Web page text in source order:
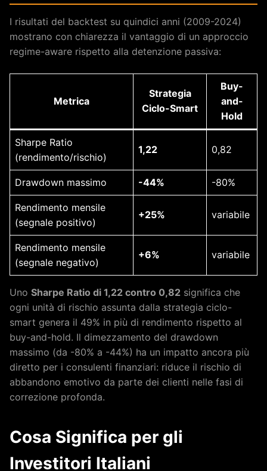
I risultati del backtest su quindici anni (2009-2024)
mostrano con chiarezza il vantaggio di un approccio
regime-aware rispetto alla detenzione passiva:
Metrica
Strategia
Ciclo-Smart
Buy-
and-
Hold
Sharpe Ratio
(rendimento/rischio)
1,22 0,82
Drawdown massimo -44% -80%
Rendimento mensile
(segnale positivo)
+25% variabile
Rendimento mensile
(segnale negativo)
+6% variabile
Uno Sharpe Ratio di 1,22 contro 0,82 significa che
ogni unità di rischio assunta dalla strategia ciclo-
smart genera il 49% in più di rendimento rispetto al
buy-and-hold. Il dimezzamento del drawdown
massimo (da -80% a -44%) ha un impatto ancora più
diretto per i consulenti finanziari: riduce il rischio di
abbandono emotivo da parte dei clienti nelle fasi di
correzione profonda.
Cosa Significa per gli
Investitori Italiani